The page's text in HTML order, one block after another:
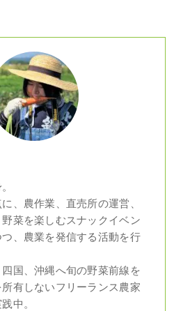
、農作業、直売所の運営、
菜を楽しむスナックイベン
つ、農業を発信する活動を行
国、沖縄へ旬の野菜前線を
有しないフリーランス農家
中。